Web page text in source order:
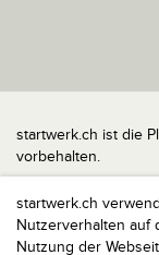
startwerk.ch
Nutzerverhalten auf
Nutzung der
startwerk.ch ist die
vorbehalten.
Impressum
Kontakt
nach oben